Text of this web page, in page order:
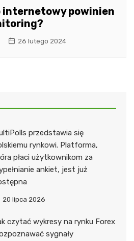
internetowy powinien
26 lutego 2024
przedstawia się
rynkowi. Platforma,
płaci użytkownikom za
ankiet, jest już
20 lipca 2026
czytać wykresy na rynku Forex
sygnały